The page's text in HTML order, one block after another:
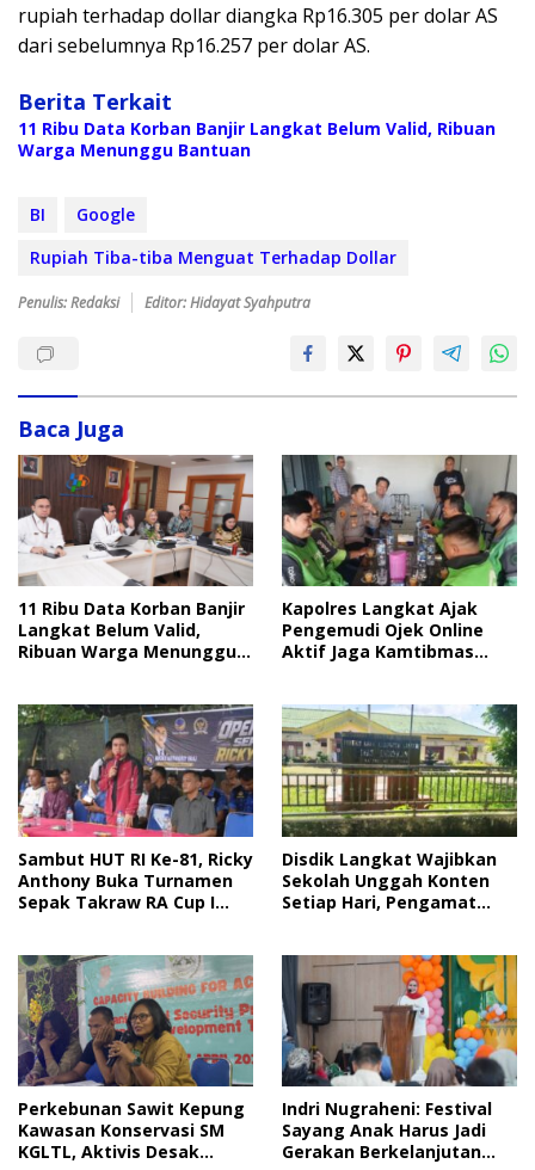
rupiah terhadap dollar diangka Rp16.305 per dolar AS
dari sebelumnya Rp16.257 per dolar AS.
Berita Terkait
11 Ribu Data Korban Banjir Langkat Belum Valid, Ribuan
Warga Menunggu Bantuan
BI
Google
Rupiah Tiba-tiba Menguat Terhadap Dollar
Penulis: Redaksi Editor: Hidayat Syahputra
Baca Juga
11 Ribu Data Korban Banjir
Langkat Belum Valid,
Ribuan Warga Menunggu
Kapolres Langkat Ajak
Pengemudi Ojek Online
Aktif Jaga Kamtibmas
Sambut HUT RI Ke-81, Ricky
Anthony Buka Turnamen
Sepak Takraw RA Cup I
Disdik Langkat Wajibkan
Sekolah Unggah Konten
Setiap Hari, Pengamat
Perkebunan Sawit Kepung
Kawasan Konservasi SM
KGLTL, Aktivis Desak
Indri Nugraheni: Festival
Sayang Anak Harus Jadi
Gerakan Berkelanjutan